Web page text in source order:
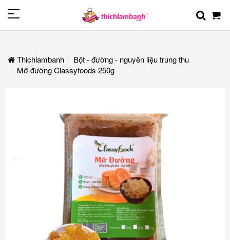
Thichlambanh
Bột - đường - nguyên liệu trung thu
Mỡ đường Classyfoods 250g